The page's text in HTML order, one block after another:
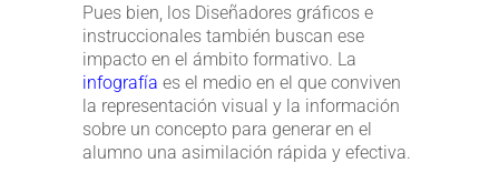
Pues bien, los Diseñadores gráficos e
instruccionales también buscan ese
impacto en el ámbito formativo. La
infografía es el medio en el que conviven
la representación visual y la información
sobre un concepto para generar en el
alumno una asimilación rápida y efectiva.